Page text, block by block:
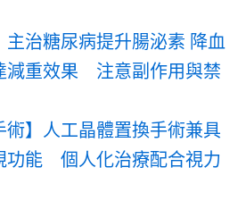
主治糖尿病提升腸泌素 降血
減重效果 注意副作用與禁
術】人工晶體置換手術兼具
功能 個人化治療配合視力